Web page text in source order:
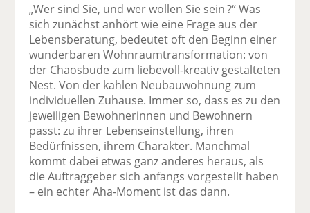
„Wer sind Sie, und wer wollen Sie sein ?“ Was
sich zunächst anhört wie eine Frage aus der
Lebensberatung, bedeutet oft den Beginn einer
wunderbaren Wohnraumtransformation: von
der Chaosbude zum liebevoll-kreativ gestalteten
Nest. Von der kahlen Neubauwohnung zum
individuellen Zuhause. Immer so, dass es zu den
jeweiligen Bewohnerinnen und Bewohnern
passt: zu ihrer Lebenseinstellung, ihren
Bedürfnissen, ihrem Charakter. Manchmal
kommt dabei etwas ganz anderes heraus, als
die Auftraggeber sich anfangs vorgestellt haben
– ein echter Aha-Moment ist das dann.